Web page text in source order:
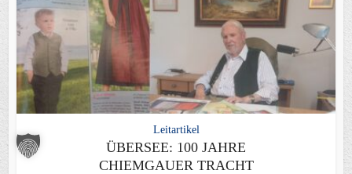
Leitartikel
ÜBERSEE: 100 JAHRE
CHIEMGAUER TRACHT